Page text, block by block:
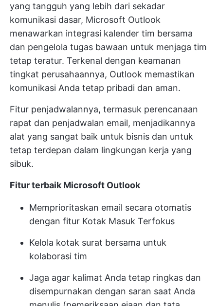
yang tangguh yang lebih dari sekadar
komunikasi dasar, Microsoft Outlook
menawarkan integrasi kalender tim bersama
dan pengelola tugas bawaan untuk menjaga tim
tetap teratur. Terkenal dengan keamanan
tingkat perusahaannya, Outlook memastikan
komunikasi Anda tetap pribadi dan aman.
Fitur penjadwalannya, termasuk perencanaan
rapat dan penjadwalan email, menjadikannya
alat yang sangat baik untuk bisnis dan untuk
tetap terdepan dalam lingkungan kerja yang
sibuk.
Fitur terbaik Microsoft Outlook
Memprioritaskan email secara otomatis
dengan fitur Kotak Masuk Terfokus
Kelola kotak surat bersama untuk
kolaborasi tim
Jaga agar kalimat Anda tetap ringkas dan
disempurnakan dengan saran saat Anda